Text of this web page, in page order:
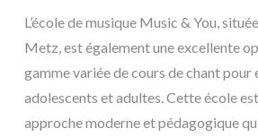
L’école de musique Music & You,
Metz, est également une excellente
gamme variée de cours de chant pour
adolescents et adultes. Cette école
approche moderne et pédagogique